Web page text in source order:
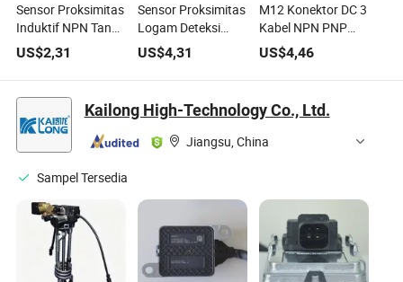
Sensor Proksimitas
Induktif NPN Tanpa
Nc Q18 Sensor
Induktif Persegi
Saklar Proksimitas
US$2,31
Sensor Proksimitas
Logam Deteksi
Mikro Ultra Tipis
Jimou Q5 Q8 Q10
Output Induktif
Persegi NPN & PNP
US$4,31
M12 Konektor DC 3
Kabel NPN PNP
Saklar Sensor
Peralatan Industri
Tahan Air Sensor
Proksimitas
Induktif
US$4,46
Kailong High-Technology Co., Ltd.
Jiangsu, China
Sampel Tersedia